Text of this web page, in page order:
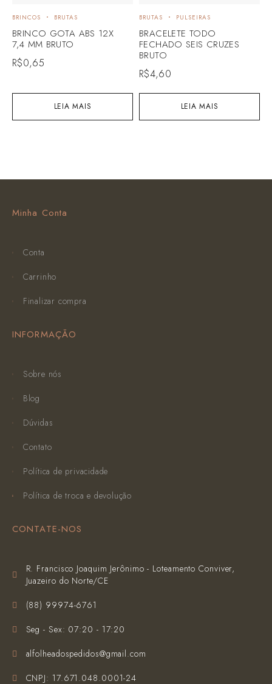
LEIA MAIS
BRINCOS BRUTAS
BRINCO GOTA ABS 12X
7,4 MM BRUTO
R$0,65
LEIA MAIS
BRUTAS PULSEIRAS
BRACELETE TODO
FECHADO SEIS CRUZES
BRUTO
R$4,60
Minha Conta
Conta
Carrinho
Finalizar compra
INFORMAÇÃO
Sobre nós
Blog
Dúvidas
Contato
Política de privacidade
Política de troca e devolução
CONTATE-NOS
R. Francisco Joaquim Jerônimo - Loteamento Conviver,
Juazeiro do Norte/CE
(‪88) 99974-6761‬
Seg - Sex: 07:20 - 17:20
alfolheadospedidos@gmail.com
CNPJ: 17.671.048.0001-24